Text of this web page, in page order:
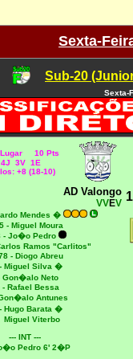
Sexta-
Sub-20
Sexta-
10 Pts
4J 3V 1E
+8 (18-10)
AD Valongo
VVEV
Mendes �
5 - Miguel Moura
- Jo�o Pedro
Ramos "Carlitos"
- Diogo Abreu
Miguel Silva �
Gon�alo Neto
- Rafael Bessa
Antunes
Hugo Barata �
Miguel Viterbo
--- INT ---
Pedro 6' 2�P